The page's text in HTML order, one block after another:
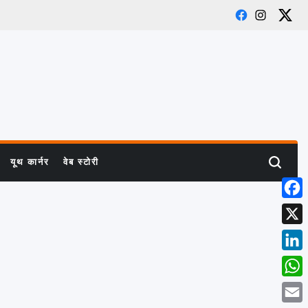
FacebookX
यूथ कार्नर वेब स्टोरी Search
X